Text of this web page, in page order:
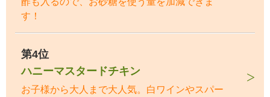
す！
第4位
ハニーマスタードチキン
お子様から大人まで大人気。白ワインやスパー